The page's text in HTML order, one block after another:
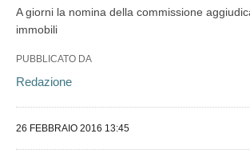
A giorni la nomina della commissione
immobili
PUBBLICATO DA
Redazione
26 FEBBRAIO 2016 13:45